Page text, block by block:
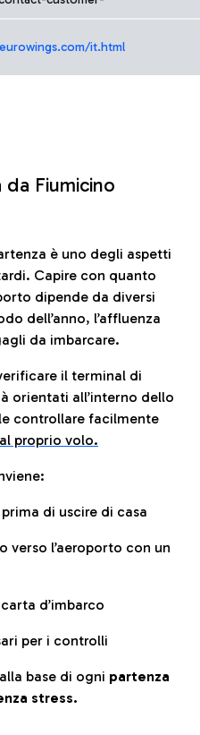
it.html
da Fiumicino
è uno degli aspetti
Capire con quanto
dipende da diversi
dell’anno, l’affluenza
da imbarcare.
il terminal di
orientati all’interno dello
controllare facilmente
proprio volo.
di uscire di casa
verso l’aeroporto con un
d’imbarco
per i controlli
base di ogni partenza
stress.